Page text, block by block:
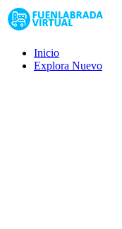
Inicio
Explora Nuevo